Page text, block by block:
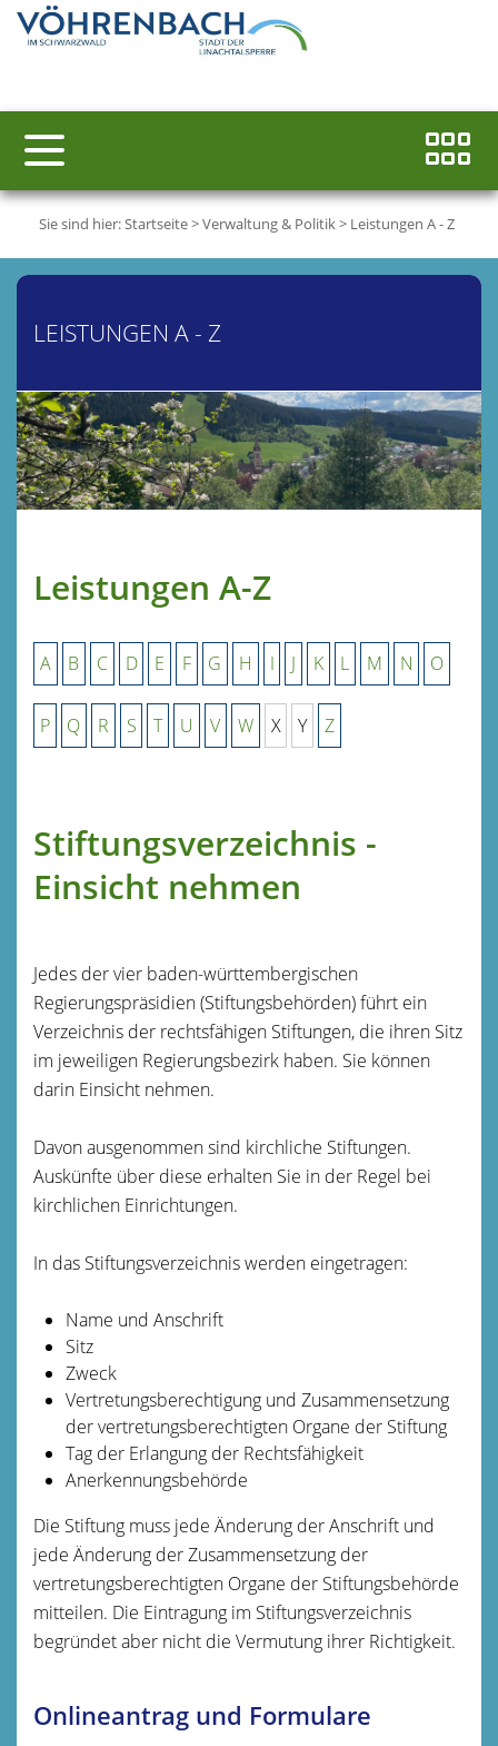
Sie sind hier:Startseite>Verwaltung & Politik> Leistungen A - Z
LEISTUNGEN A - Z
Leistungen A-Z
A B C D E F G H I J K L M N O
P Q R S T U V W X Y Z
Stiftungsverzeichnis -
Einsicht nehmen
Jedes der vier baden-württembergischen
Regierungspräsidien (Stiftungsbehörden) führt ein
Verzeichnis der rechtsfähigen Stiftungen, die ihren Sitz
im jeweiligen Regierungsbezirk haben. Sie können
darin Einsicht nehmen.
Davon ausgenommen sind kirchliche Stiftungen.
Auskünfte über diese erhalten Sie in der Regel bei
kirchlichen Einrichtungen.
In das Stiftungsverzeichnis werden eingetragen:
Name und Anschrift
Sitz
Zweck
Vertretungsberechtigung und Zusammensetzung
der vertretungsberechtigten Organe der Stiftung
Tag der Erlangung der Rechtsfähigkeit
Anerkennungsbehörde
Die Stiftung muss jede Änderung der Anschrift und
jede Änderung der Zusammensetzung der
vertretungsberechtigten Organe der Stiftungsbehörde
mitteilen. Die Eintragung im Stiftungsverzeichnis
begründet aber nicht die Vermutung ihrer Richtigkeit.
Onlineantrag und Formulare